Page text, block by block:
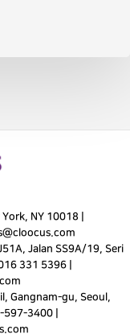
NY 10018 |
Jalan SS9A/19, Seri
331 5396|
Gangnam-gu, Seoul,
597-3400